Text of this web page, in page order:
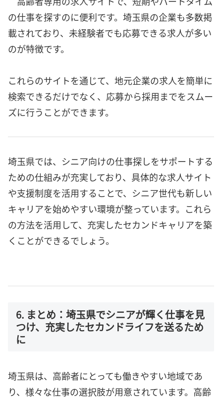
の仕事を探すのに便利です。埼玉県の企業も多数掲
載されており、未経験者でも応募できる求人が多い
のが特徴です。
これらのサイトを通じて、地元企業の求人を簡単に
検索できるだけでなく、応募から採用までをスムー
ズに行うことができます。
埼玉県では、シニア向けの仕事探しをサポートする
ための仕組みが充実しており、具体的な求人サイト
や支援制度を活用することで、シニア世代も新しい
キャリアを始めやすい環境が整っています。これら
の方法を活用して、充実したセカンドキャリアを築
くことができるでしょう。
6. まとめ：埼玉県でシニアが輝く仕事を見
つけ、充実したセカンドライフを送るため
に
埼玉県は、高齢者にとっても働きやすい地域であ
り、様々な仕事の選択肢が用意されています。高齢